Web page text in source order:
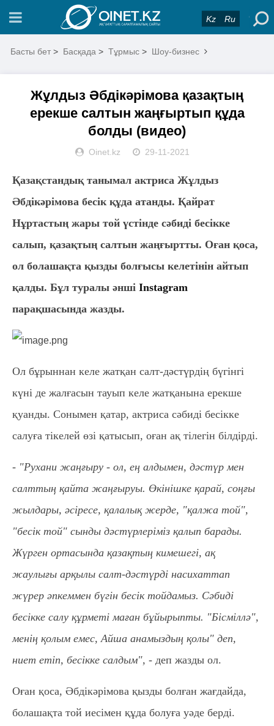
Kz Ru
Басты бет > Басқада > Тұрмыс > Шоу-бизнес
Жұлдыз Әбдікәрімова қазақтың
ерекше салтын жаңғыртып құда
болды (видео)
Oinet.kz 29-11-2021
Қазақстандық танымал актриса Жұлдыз
Әбдікәрімова бесік құда атанды. Қайрат
Нұртастың жары той үстінде сәбиді бесікке
салып, қазақтың салтын жаңғыртты. Оған қоса,
ол болашақта қызды болғысы келетінін айтып
қалды. Бұл туралы әнші Instagram
парақшасында жазды.
Ол бұрыннан келе жатқан салт-дәстүрдің бүгінгі
күні де жалғасын тауып келе жатқанына ерекше
қуанды. Сонымен қатар, актриса сәбиді бесікке
салуға тікелей өзі қатысып, оған ақ тілегін білдірді.
- "Рухани жаңғыру - ол, ең алдымен, дәстүр мен
салттың қайта жаңғыруы. Өкінішке қарай, соңғы
жылдары, әсіресе, қалалық жерде, "қалжа той",
"бесік той" сынды дәстүрлеріміз қалып барады.
Жүрген ортасында қазақтың кимешегі, ақ
жаулығы арқылы салт-дәстүрді насихаттап
жүрер әпкеммен бүгін бесік тойдамыз. Сәбиді
бесікке салу құрметі маған бұйырыпты. "Бісміллә",
менің қолым емес, Айша анамыздың қолы" деп,
ниет етіп, бесікке салдым", - деп жазды ол.
Оған қоса, Әбдікәрімова қызды болған жағдайда,
болашақта той иесімен құда болуға уәде берді.